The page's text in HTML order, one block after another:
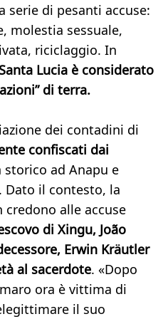
serie di pesanti accuse:
molestia sessuale,
riciclaggio. In
Lucia è considerato
di terra.
dei contadini di
confiscati dai
storico ad Anapu e
Dato il contesto, la
credono alle accuse
di Xingu, João
Erwin Kräutler
al sacerdote. «Dopo
ora è vittima di
il suo